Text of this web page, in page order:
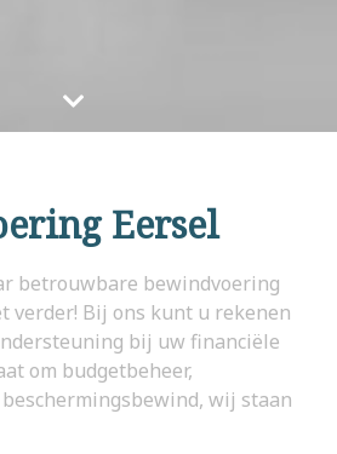
Eersel
betrouwbare bewindvoering
verder! Bij ons kunt u rekenen
bij uw financiële
om budgetbeheer,
wij staan